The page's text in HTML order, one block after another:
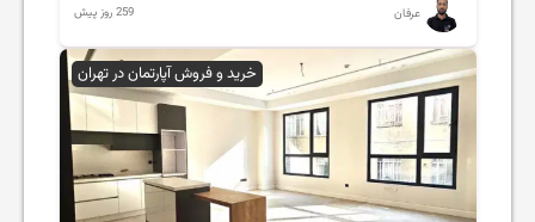
عرفان 259 روز پیش
خرید و فروش آپارتمان در تهران